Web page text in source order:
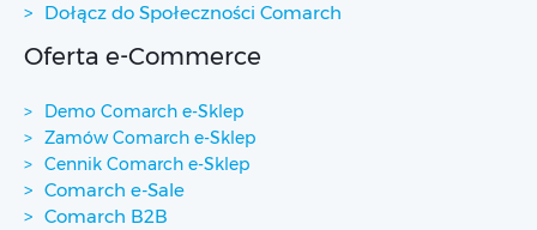
Dołącz do Społeczności Comarch
Oferta e-Commerce
Demo Comarch e-Sklep
Zamów Comarch e-Sklep
Cennik Comarch e-Sklep
Comarch e-Sale
Comarch B2B